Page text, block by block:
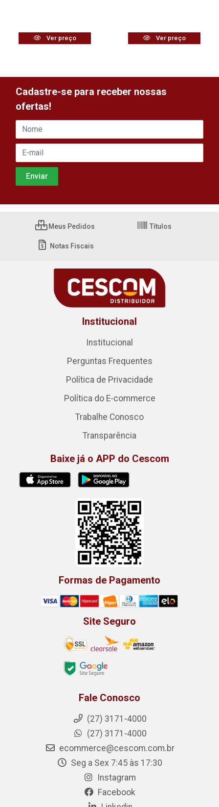
Ver preço Ver preço
Cadastre-se para receber nossas
ofertas!
Meus Pedidos Títulos
Notas Fiscais
Institucional
Institucional
Perguntas Frequentes
Política de Privacidade
Política do E-commerce
Trabalhe Conosco
Transparência
Baixe já o APP do Cescom
Formas de Pagamento
Site Seguro
Fale Conosco
(27) 3171-4000
(27) 3171-4000
ecommerce@cescom.com.br
Seg a Sex 7:45 às 17:30
Instagram
Facebook